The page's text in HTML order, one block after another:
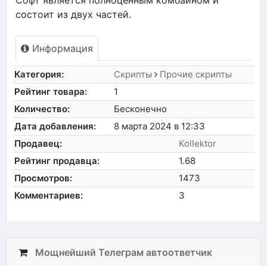
состоит из двух частей.
Информация
Категория: Скрипты
Прочие скрипты
Рейтинг товара:
1
Количество:
Бесконечно
Дата добавления:
8 марта 2024 в 12:33
Продавец:
Kollektor
Рейтинг продавца:
1.68
Просмотров:
1473
Комментариев:
3
Мощнейший Телеграм автоответчик